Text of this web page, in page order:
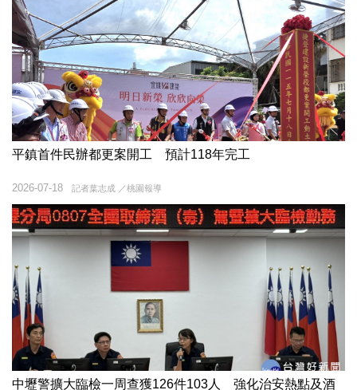
平鎮首件民辦都更案開工 預計118年完工
記者葉志成 ／桃園報導
2026-07-18
中壢警擴大臨檢一周查獲126件103人 強化治安熱點及酒